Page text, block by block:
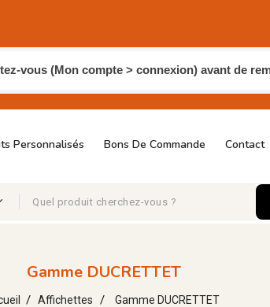
vous (Mon compte > connexion) avant de
Personnalisés Bons De Commande Contact
Gamme DUCRETTET
Affichettes Gamme DUCRETTET